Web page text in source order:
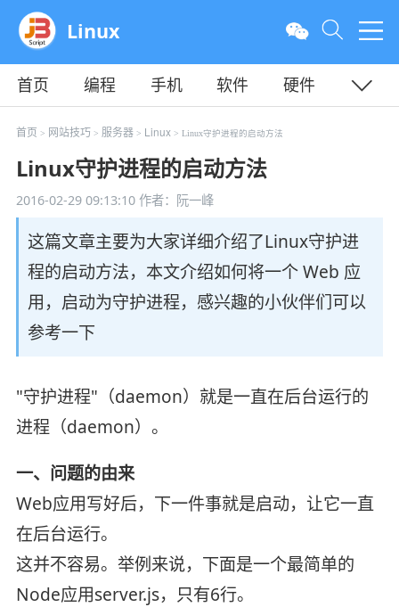
Linux
首页 编程 手机 软件
硬件
教程
平面 服务器
首页 > 网站技巧 > 服务器> Linux> Linux守护进程的启动方法
Linux守护进程的启动方法
2016-02-29 09:13:10作者：阮一峰
这篇文章主要为大家详细介绍了Linux守护进
程的启动方法，本文介绍如何将一个 Web 应
用，启动为守护进程，感兴趣的小伙伴们可以
参考一下
"守护进程"（daemon）就是一直在后台运行的
进程（daemon）。
一、问题的由来
Web应用写好后，下一件事就是启动，让它一直
在后台运行。
这并不容易。举例来说，下面是一个最简单的
Node应用server.js，只有6行。